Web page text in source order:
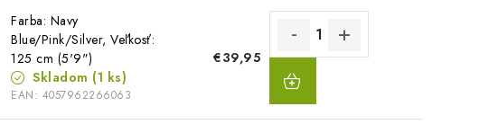
Farba: Navy
Blue/Pink/Silver, Veľkosť:
125 cm (5'9")
Skladom (1 ks)
EAN: 4057962266063
€39,95